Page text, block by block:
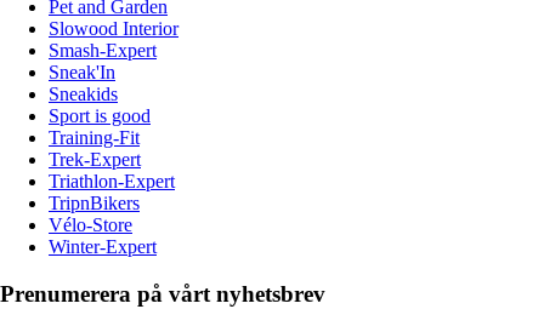
Pet and Garden
Slowood Interior
Smash-Expert
Sneak'In
Sneakids
Sport is good
Training-Fit
Trek-Expert
Triathlon-Expert
TripnBikers
Vélo-Store
Winter-Expert
Prenumerera på vårt nyhetsbrev